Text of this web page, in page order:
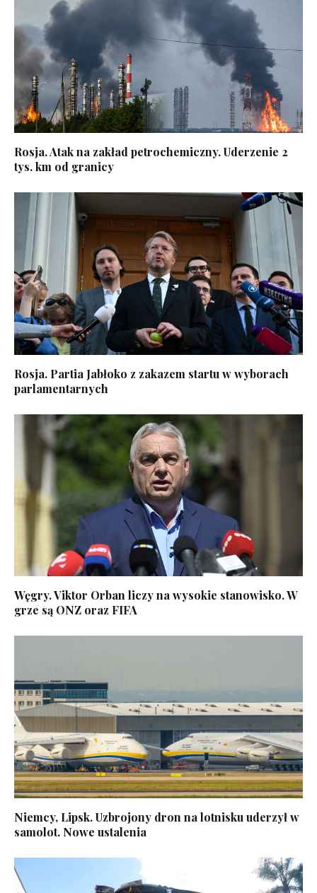
Rosja. Atak na zakład petrochemiczny. Uderzenie 2
tys. km od granicy
Rosja. Partia Jabłoko z zakazem startu w wyborach
parlamentarnych
Węgry. Viktor Orban liczy na wysokie stanowisko. W
grze są ONZ oraz FIFA
Niemcy, Lipsk. Uzbrojony dron na lotnisku uderzył w
samolot. Nowe ustalenia